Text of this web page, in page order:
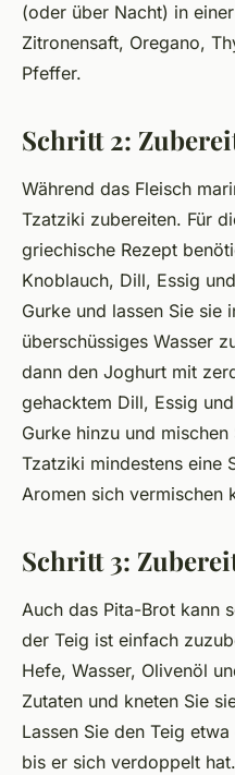
(oder über Nacht) in
Zitronensaft, Oregano,
Pfeffer.
Schritt 2:
Während das Fleisch
Tzatziki zubereiten. Für
griechische Rezept
Knoblauch, Dill, Essig
Gurke und lassen Sie sie
überschüssiges Wasser
dann den Joghurt mit
gehacktem Dill, Essig
Gurke hinzu und
Tzatziki mindestens eine
Aromen sich vermischen
Schritt 3:
Auch das Pita-Brot kann
der Teig ist einfach
Hefe, Wasser, Olivenöl
Zutaten und kneten Sie
Lassen Sie den Teig
bis er sich verdoppelt